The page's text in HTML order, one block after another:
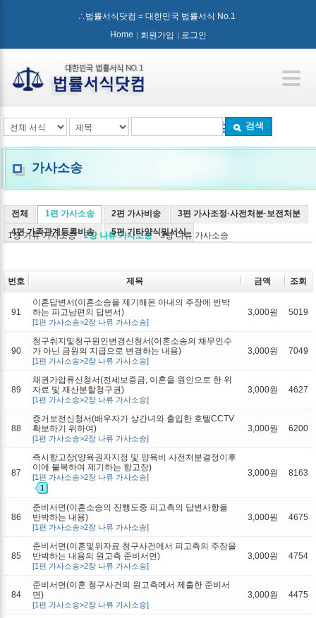
∴법률서식닷컴 = 대한민국 법률서식 No.1
Home
회원가입 로그인
검색
가사소송
전체 1편 가사소송
1장 가류 가사소송 2장 나류 가사소송 3장 다류 가사소송
2편 가사비송
3편 가사조정·사전처분·보전처분
4편 가족관계등록비송
5편 기타양식및서식
번호 제목 금액 조회
91
이혼답변서(이혼소송을 제기해온 아내의 주장에 반박
하는 피고남편의 답변서)
[1편 가사소송>2장 나류 가사소송]
3,000원 5019
90
청구취지및청구원인변경신청서(이혼소송의 채무인수
가 아닌 금원의 지급으로 변경하는 내용)
[1편 가사소송>2장 나류 가사소송]
3,000원 7049
89
채권가압류신청서(전세보증금, 이혼을 원인으로 한 위
자료 및 재산분할청구권)
[1편 가사소송>2장 나류 가사소송]
3,000원 4627
88
증거보전신청서(배우자가 상간녀와 출입한 호텔CCTV
확보하기 위하여)
[1편 가사소송>2장 나류 가사소송]
3,000원 6200
87
즉시항고장(양육권자지정 및 양육비 사전처분결정이후
이에 불복하여 제기하는 항고장)
[1편 가사소송>2장 나류 가사소송]
1
3,000원 8163
86
준비서면(이혼소송의 진행도중 피고측의 답변사항을
반박하는 내용)
[1편 가사소송>2장 나류 가사소송]
3,000원 4675
85
준비서면(이혼및위자료 청구사건에서 피고측의 주장을
반박하는 내용의 원고측 준비서면)
[1편 가사소송>2장 나류 가사소송]
3,000원 4754
84
준비서면(이혼 청구사건의 원고측에서 제출한 준비서
면)
[1편 가사소송>2장 나류 가사소송]
3,000원 4475